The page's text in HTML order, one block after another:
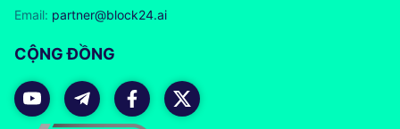
Email: partner@block24.ai
CỘNG ĐỒNG